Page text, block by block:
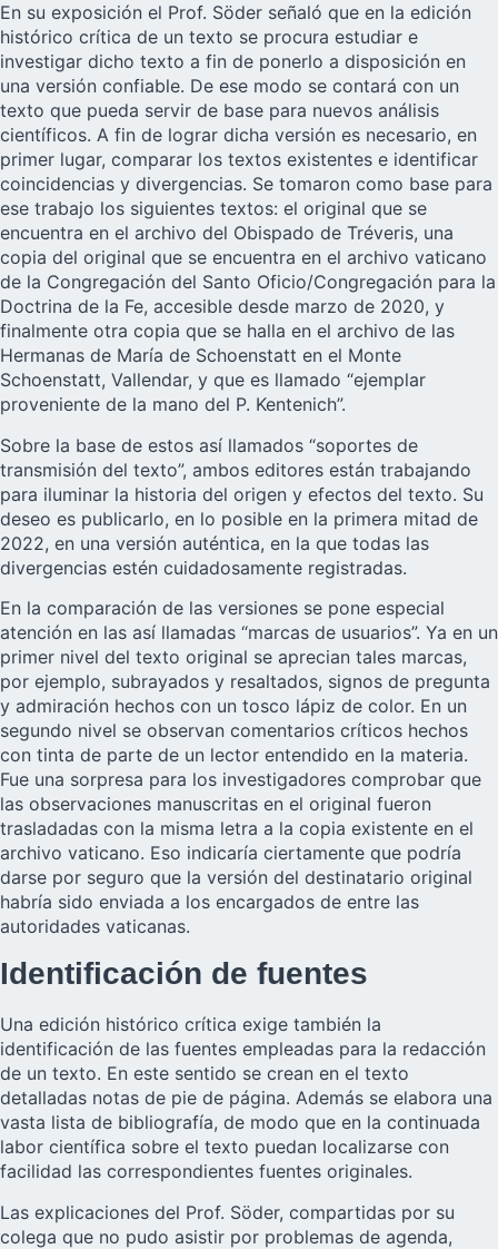
En su exposición el Prof. Söder señaló que en la edición
histórico crítica de un texto se procura estudiar e
investigar dicho texto a fin de ponerlo a disposición en
una versión confiable. De ese modo se contará con un
texto que pueda servir de base para nuevos análisis
científicos. A fin de lograr dicha versión es necesario, en
primer lugar, comparar los textos existentes e identificar
coincidencias y divergencias. Se tomaron como base para
ese trabajo los siguientes textos: el original que se
encuentra en el archivo del Obispado de Tréveris, una
copia del original que se encuentra en el archivo vaticano
de la Congregación del Santo Oficio/Congregación para la
Doctrina de la Fe, accesible desde marzo de 2020, y
finalmente otra copia que se halla en el archivo de las
Hermanas de María de Schoenstatt en el Monte
Schoenstatt, Vallendar, y que es llamado “ejemplar
proveniente de la mano del P. Kentenich”.
Sobre la base de estos así llamados “soportes de
transmisión del texto”, ambos editores están trabajando
para iluminar la historia del origen y efectos del texto. Su
deseo es publicarlo, en lo posible en la primera mitad de
2022, en una versión auténtica, en la que todas las
divergencias estén cuidadosamente registradas.
En la comparación de las versiones se pone especial
atención en las así llamadas “marcas de usuarios”. Ya en un
primer nivel del texto original se aprecian tales marcas,
por ejemplo, subrayados y resaltados, signos de pregunta
y admiración hechos con un tosco lápiz de color. En un
segundo nivel se observan comentarios críticos hechos
con tinta de parte de un lector entendido en la materia.
Fue una sorpresa para los investigadores comprobar que
las observaciones manuscritas en el original fueron
trasladadas con la misma letra a la copia existente en el
archivo vaticano. Eso indicaría ciertamente que podría
darse por seguro que la versión del destinatario original
habría sido enviada a los encargados de entre las
autoridades vaticanas.
Identificación de fuentes
Una edición histórico crítica exige también la
identificación de las fuentes empleadas para la redacción
de un texto. En este sentido se crean en el texto
detalladas notas de pie de página. Además se elabora una
vasta lista de bibliografía, de modo que en la continuada
labor científica sobre el texto puedan localizarse con
facilidad las correspondientes fuentes originales.
Las explicaciones del Prof. Söder, compartidas por su
colega que no pudo asistir por problemas de agenda,